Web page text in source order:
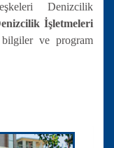
Denizcilik
İşletmeleri
ve program